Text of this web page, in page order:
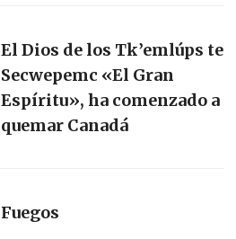
El Dios de los Tk’emlúps te
Secwepemc «El Gran
Espíritu», ha comenzado a
quemar Canadá
Fuegos